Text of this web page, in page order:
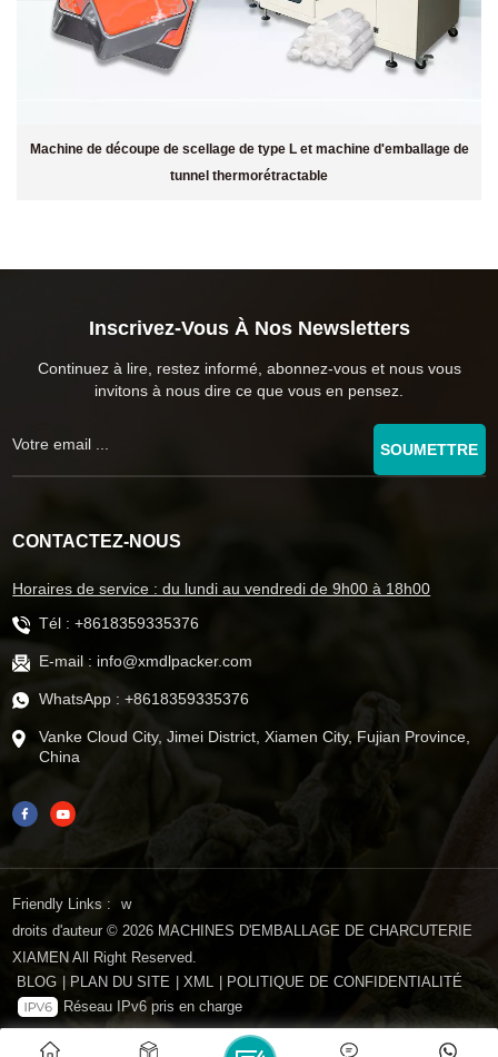
Machine de découpe de scellage de type L et machine d'emballage de
tunnel thermorétractable
Inscrivez-Vous À Nos Newsletters
Continuez à lire, restez informé, abonnez-vous et nous vous
invitons à nous dire ce que vous en pensez.
SOUMETTRE
CONTACTEZ-NOUS
Horaires de service : du lundi au vendredi de 9h00 à 18h00
Tél : +8618359335376
E-mail : info@xmdlpacker.com
WhatsApp : +8618359335376
Vanke Cloud City, Jimei District, Xiamen City, Fujian Province,
China
Friendly Links :
w
droits d'auteur © 2026 MACHINES D'EMBALLAGE DE CHARCUTERIE
XIAMEN All Right Reserved.
BLOG
PLAN DU SITE XML
POLITIQUE DE CONFIDENTIALITÉ
Réseau IPv6 pris en charge